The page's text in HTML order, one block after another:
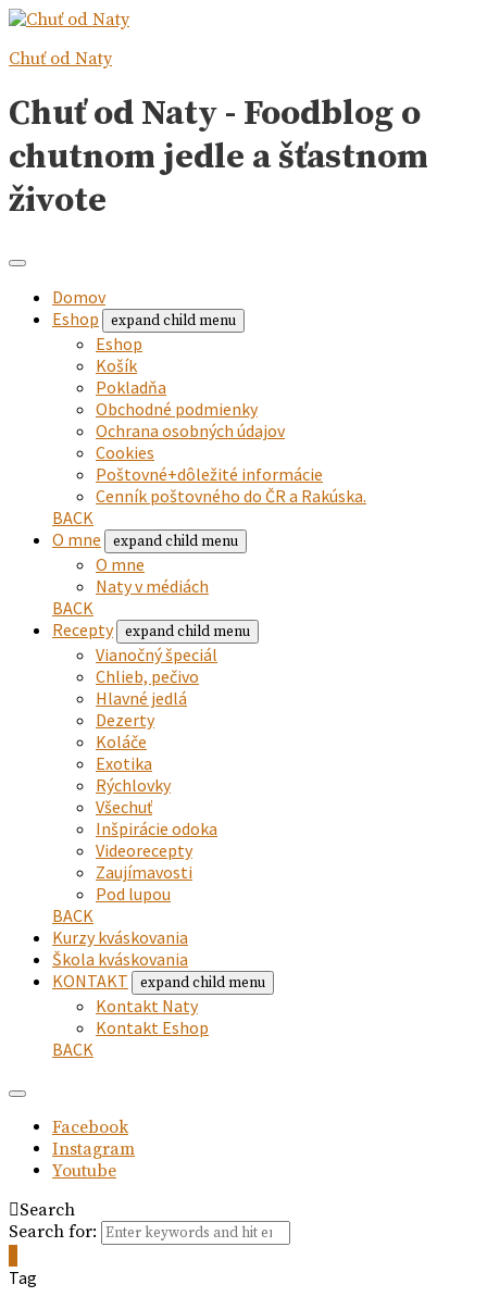
Chuť od Naty
Chuť od Naty - Foodblog o
chutnom jedle a šťastnom
živote
Domov
Eshop
expand child menu
Eshop
Košík
Pokladňa
Obchodné podmienky
Ochrana osobných údajov
Cookies
Poštovné+dôležité informácie
Cenník poštovného do ČR a Rakúska.
BACK
O mne
expand child menu
O mne
Naty v médiách
BACK
Recepty
expand child menu
Vianočný špeciál
Chlieb, pečivo
Hlavné jedlá
Dezerty
Koláče
Exotika
Rýchlovky
Všechuť
Inšpirácie odoka
Videorecepty
Zaujímavosti
Pod lupou
BACK
Kurzy kváskovania
Škola kváskovania
KONTAKT
expand child menu
Kontakt Naty
Kontakt Eshop
BACK
Facebook
Instagram
Youtube
Search
Search for:
Tag